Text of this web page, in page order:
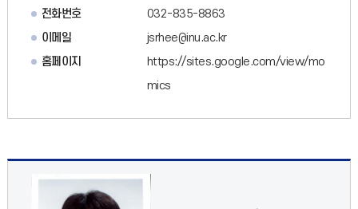
전화번호
032-835-8863
이메일
jsrhee@inu.ac.kr
홈페이지
https://sites.google.com/view/mo
mics